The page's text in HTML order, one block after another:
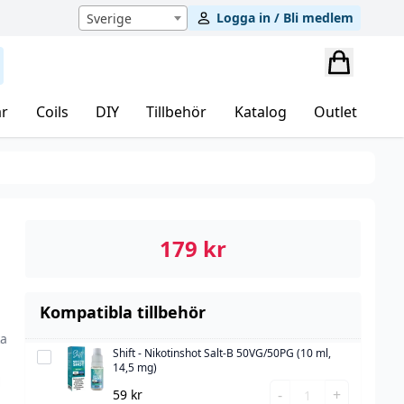
Sverige Logga in / Bli medlem
Coils DIY Tillbehör Katalog Outlet
179 kr
Kompatibla tillbehör
Shift
Shift - Nikotinshot Salt-B 50VG/50PG (10 ml,
14,5 mg)
59 kr -
Shift
+